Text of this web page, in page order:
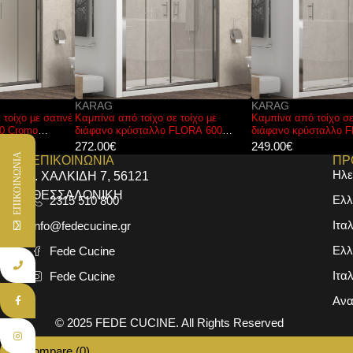
Καμπίνα από τοίχο σε τοίχο με
διάφανο κρύσταλλο FLORA 600
Cromo KARAG 160x190cm
€
Καμπίνα από τοίχο σε τοίχο με
διάφανο κρύσταλλο FLORA 500
Cromo KARAG 150x190cm
ΕΠΙΚΟΙΝΩΝΙΑ
Ι. ΧΑΛΚΙΔΗ 7, 56121
ΘΕΣΣΑΛΟΝΙΚΗ
2315 510 800
info@fedecucine.gr
Fede Cucine
Fede Cucine
© 2025 FEDE CUCINE. All Rights Reserved
ΕΠΙΚΟΙΝΩΝΙΑ